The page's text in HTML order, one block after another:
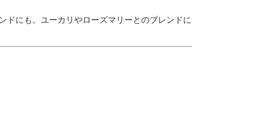
ドにも。ユーカリやローズマリーとのブレンドに